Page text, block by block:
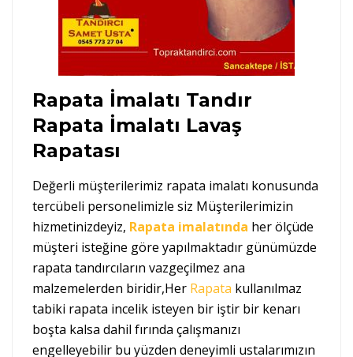
Rapata İmalatı Tandır
Rapata İmalatı Lavaş
Rapatası
Değerli müşterilerimiz rapata imalatı konusunda
tercübeli personelimizle siz Müşterilerimizin
hizmetinizdeyiz, Rapata imalatında her ölçüde
müşteri isteğine göre yapılmaktadır günümüzde
rapata tandırcıların vazgeçilmez ana
malzemelerden biridir,Her Rapata kullanılmaz
tabiki rapata incelik isteyen bir iştir bir kenarı
boşta kalsa dahil fırında çalışmanızı
engelleyebilir bu yüzden deneyimli ustalarımızın